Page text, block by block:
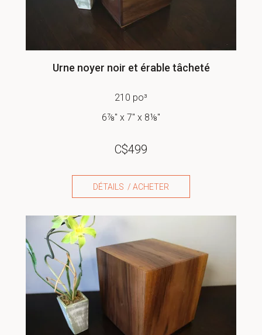
Urne noyer noir et érable tâcheté
210 po³
6⅞" x 7" x 8⅛"
C$499
DÉTAILS / ACHETER